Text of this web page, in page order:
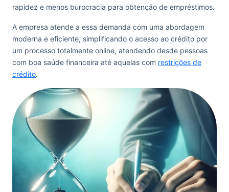
rapidez e menos burocracia para obtenção de empréstimos.
A empresa atende a essa demanda com uma abordagem
moderna e eficiente, simplificando o acesso ao crédito por
um processo totalmente online, atendendo desde pessoas
com boa saúde financeira até aquelas com restrições de
crédito.